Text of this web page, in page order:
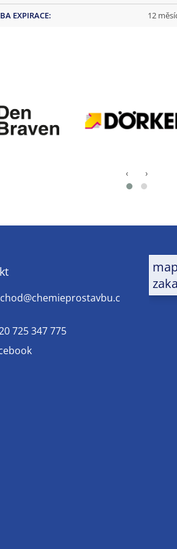
EXPIRACE: 12
‹ ›
@chemieprostavbu.c
725 347 775